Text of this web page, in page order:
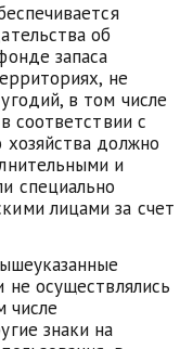
об
запаса
не
в том числе
соответствии с
должно
и
специально
лицами за счет
не осуществлялись
числе
знаки на